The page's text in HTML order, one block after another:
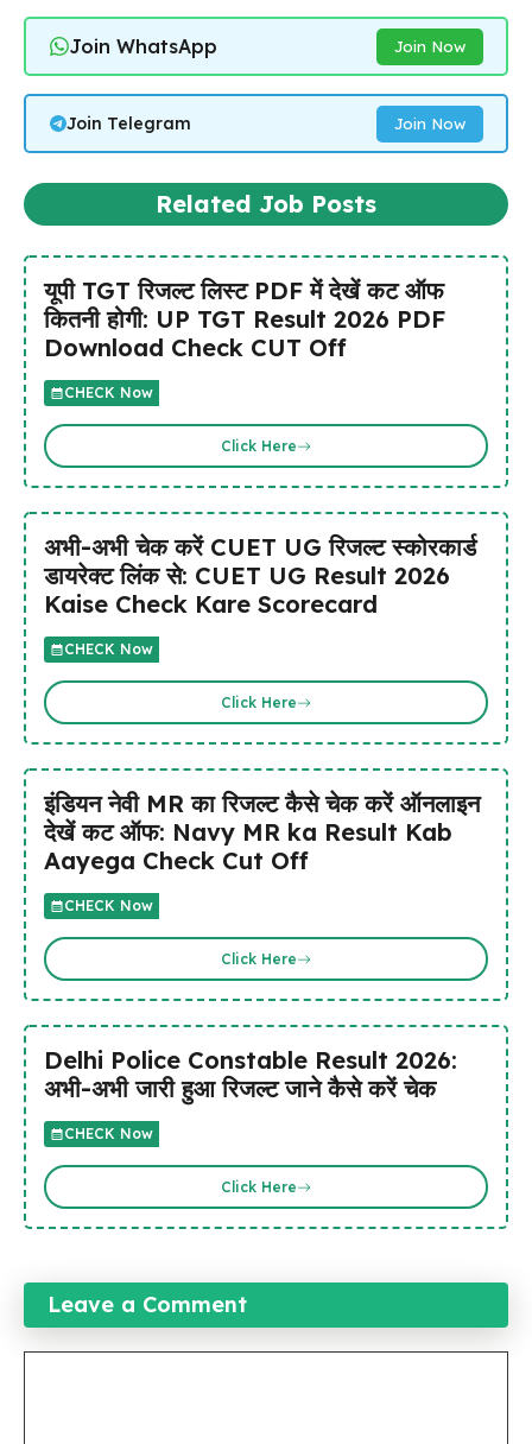
Join WhatsApp Join Now
Join Telegram Join Now
Related Job Posts
यूपी TGT रिजल्ट लिस्ट PDF में देखें कट ऑफ
कितनी होगी: UP TGT Result 2026 PDF
Download Check CUT Off
CHECK Now
Click Here
अभी-अभी चेक करें CUET UG रिजल्ट स्कोरकार्ड
डायरेक्ट लिंक से: CUET UG Result 2026
Kaise Check Kare Scorecard
CHECK Now
Click Here
इंडियन नेवी MR का रिजल्ट कैसे चेक करें ऑनलाइन
देखें कट ऑफ: Navy MR ka Result Kab
Aayega Check Cut Off
CHECK Now
Click Here
Delhi Police Constable Result 2026:
अभी-अभी जारी हुआ रिजल्ट जाने कैसे करें चेक
CHECK Now
Click Here
Leave a Comment